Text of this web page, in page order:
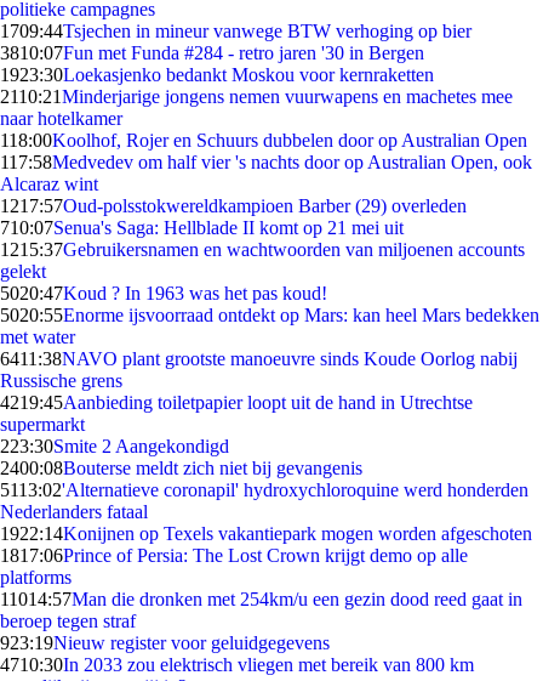
politieke campagnes
1709:44Tsjechen in mineur vanwege BTW verhoging op bier
3810:07Fun met Funda #284 - retro jaren '30 in Bergen
1923:30Loekasjenko bedankt Moskou voor kernraketten
2110:21Minderjarige jongens nemen vuurwapens en machetes mee
naar hotelkamer
118:00Koolhof, Rojer en Schuurs dubbelen door op Australian Open
117:58Medvedev om half vier 's nachts door op Australian Open, ook
Alcaraz wint
1217:57Oud-polsstokwereldkampioen Barber (29) overleden
710:07Senua's Saga: Hellblade II komt op 21 mei uit
1215:37Gebruikersnamen en wachtwoorden van miljoenen accounts
gelekt
5020:47Koud ? In 1963 was het pas koud!
5020:55Enorme ijsvoorraad ontdekt op Mars: kan heel Mars bedekken
met water
6411:38NAVO plant grootste manoeuvre sinds Koude Oorlog nabij
Russische grens
4219:45Aanbieding toiletpapier loopt uit de hand in Utrechtse
supermarkt
223:30Smite 2 Aangekondigd
2400:08Bouterse meldt zich niet bij gevangenis
5113:02'Alternatieve coronapil' hydroxychloroquine werd honderden
Nederlanders fataal
1922:14Konijnen op Texels vakantiepark mogen worden afgeschoten
1817:06Prince of Persia: The Lost Crown krijgt demo op alle
platforms
11014:57Man die dronken met 254km/u een gezin dood reed gaat in
beroep tegen straf
923:19Nieuw register voor geluidgegevens
4710:30In 2033 zou elektrisch vliegen met bereik van 800 km